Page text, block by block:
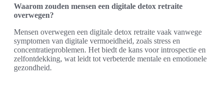
Waarom zouden mensen een digitale detox retraite
overwegen?
Mensen overwegen een digitale detox retraite vaak vanwege
symptomen van digitale vermoeidheid, zoals stress en
concentratieproblemen. Het biedt de kans voor introspectie en
zelfontdekking, wat leidt tot verbeterde mentale en emotionele
gezondheid.